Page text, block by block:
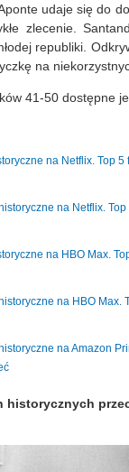
udaje się do
zlecenie.
republiki.
na
41-50 dostępne
na Netflix. Top 5
na Netflix.
na HBO Max.
na HBO Max.
na Amazon
historycznych